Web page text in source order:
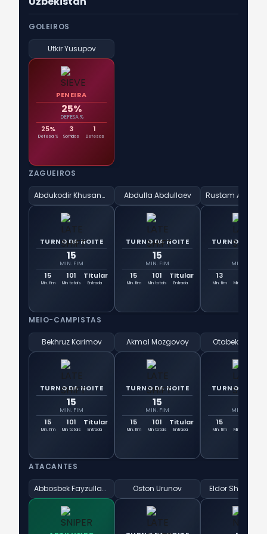
GOLEIROS
Utkir Yusupov
PENEIRA
25%
DEFESA %
25%
Defesa %
3
Sofridos
1
Defesas
ZAGUEIROS
Abdukodir Khusanov
TURNO DA NOITE
15
MIN. FIM
15
Min. fim
101
Min totais
Titular
Entrada
Abdulla Abdullaev
TURNO DA NOITE
15
MIN. FIM
15
Min. fim
101
Min totais
Titular
Entrada
TURNO DA
MIN. FIM
13
Min. fim Min totais
MEIO-CAMPISTAS
Bekhruz Karimov
TURNO DA NOITE
15
MIN. FIM
15
Min. fim
101
Min totais
Titular
Entrada
Akmal Mozgovoy
TURNO DA NOITE
15
MIN. FIM
15
Min. fim
101
Min totais
Titular
Entrada
Otabek
TURNO DA
MIN. FIM
15
Min. fim Min totais
ATACANTES
Abbosbek Fayzullaev Oston Urunov Eldor